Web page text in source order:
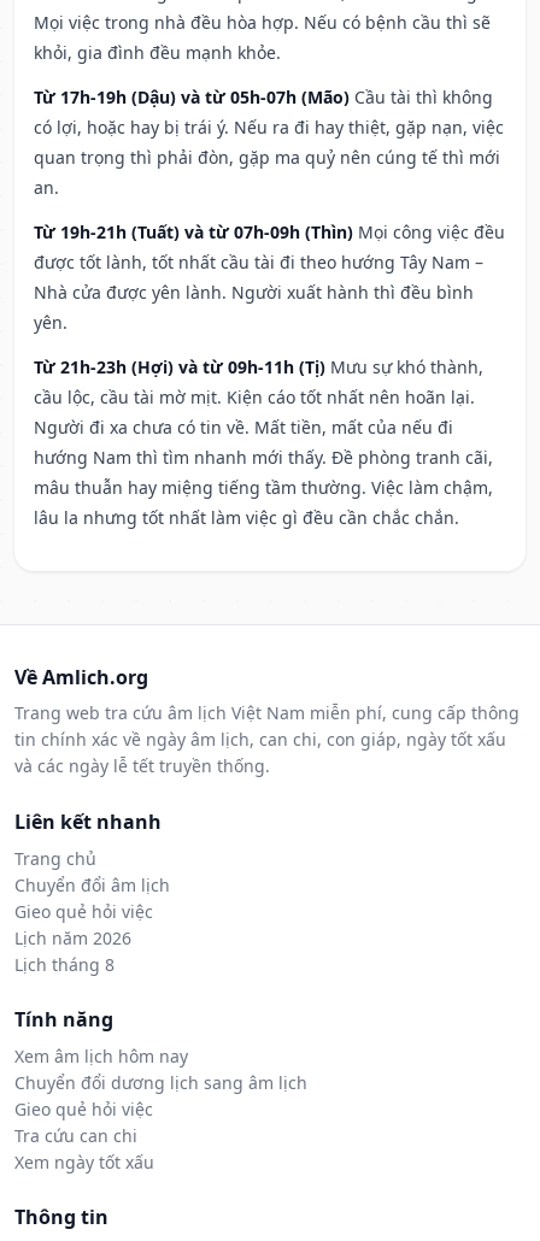
Mọi việc trong nhà đều hòa hợp. Nếu có bệnh cầu thì sẽ
khỏi, gia đình đều mạnh khỏe.
Từ 17h-19h (Dậu) và từ 05h-07h (Mão) Cầu tài thì không
có lợi, hoặc hay bị trái ý. Nếu ra đi hay thiệt, gặp nạn, việc
quan trọng thì phải đòn, gặp ma quỷ nên cúng tế thì mới
an.
Từ 19h-21h (Tuất) và từ 07h-09h (Thìn) Mọi công việc đều
được tốt lành, tốt nhất cầu tài đi theo hướng Tây Nam –
Nhà cửa được yên lành. Người xuất hành thì đều bình
yên.
Từ 21h-23h (Hợi) và từ 09h-11h (Tị) Mưu sự khó thành,
cầu lộc, cầu tài mờ mịt. Kiện cáo tốt nhất nên hoãn lại.
Người đi xa chưa có tin về. Mất tiền, mất của nếu đi
hướng Nam thì tìm nhanh mới thấy. Đề phòng tranh cãi,
mâu thuẫn hay miệng tiếng tầm thường. Việc làm chậm,
lâu la nhưng tốt nhất làm việc gì đều cần chắc chắn.
Về Amlich.org
Trang web tra cứu âm lịch Việt Nam miễn phí, cung cấp thông
tin chính xác về ngày âm lịch, can chi, con giáp, ngày tốt xấu
và các ngày lễ tết truyền thống.
Liên kết nhanh
Trang chủ
Chuyển đổi âm lịch
Gieo quẻ hỏi việc
Lịch năm 2026
Lịch tháng 8
Tính năng
Xem âm lịch hôm nay
Chuyển đổi dương lịch sang âm lịch
Gieo quẻ hỏi việc
Tra cứu can chi
Xem ngày tốt xấu
Thông tin